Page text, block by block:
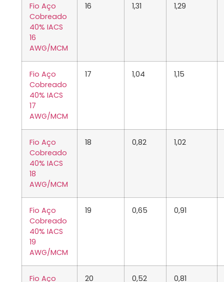
Fio Aço
Cobreado
40% IACS
16
AWG/MCM
16 1,31 1,29
Fio Aço
Cobreado
40% IACS
17
AWG/MCM
17 1,04 1,15
Fio Aço
Cobreado
40% IACS
18
AWG/MCM
18 0,82 1,02
Fio Aço
Cobreado
40% IACS
19
AWG/MCM
19 0,65 0,91
Fio Aço
20 0,52 0,81